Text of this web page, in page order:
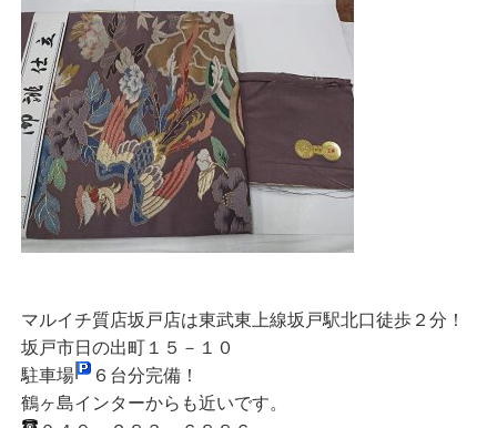
マルイチ質店坂戸店は東武東上線坂戸駅北口徒歩２分！
坂戸市日の出町１５－１０
駐車場
６台分完備！
鶴ヶ島インターからも近いです。